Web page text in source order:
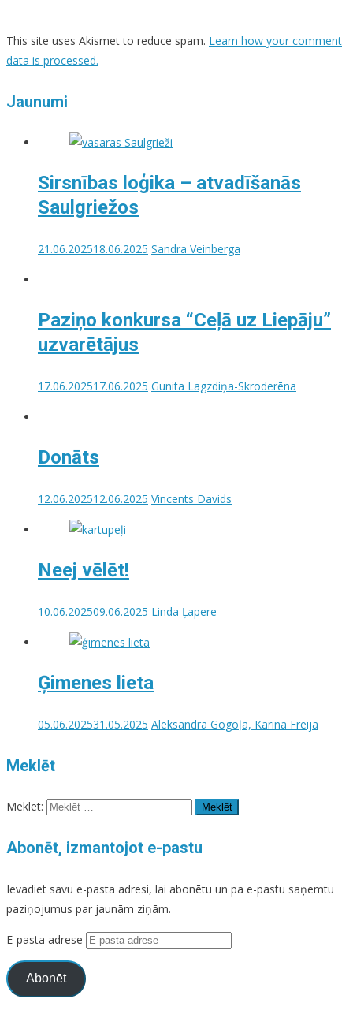
This site uses Akismet to reduce spam. Learn how your comment
data is processed.
Jaunumi
Sirsnības loģika – atvadīšanās
Saulgriežos
21.06.202518.06.2025 Sandra Veinberga
Paziņo konkursa “Ceļā uz Liepāju”
uzvarētājus
17.06.202517.06.2025 Gunita Lagzdiņa-Skroderēna
Donāts
12.06.202512.06.2025 Vincents Davids
Neej vēlēt!
10.06.202509.06.2025 Linda Ļapere
Ģimenes lieta
05.06.202531.05.2025 Aleksandra Gogoļa, Karīna Freija
Meklēt
Meklēt:
Abonēt, izmantojot e-pastu
Ievadiet savu e-pasta adresi, lai abonētu un pa e-pastu saņemtu
paziņojumus par jaunām ziņām.
E-pasta adrese
Abonēt